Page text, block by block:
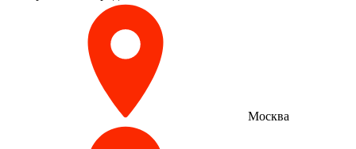
Москва